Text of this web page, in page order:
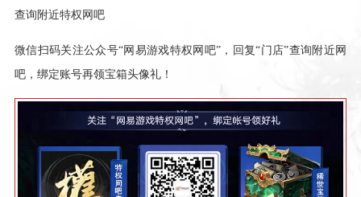
查询附近特权网吧
微信扫码关注公众号“网易游戏特权网吧”，回复“门店”查询附近网
吧，绑定账号再领宝箱头像礼！